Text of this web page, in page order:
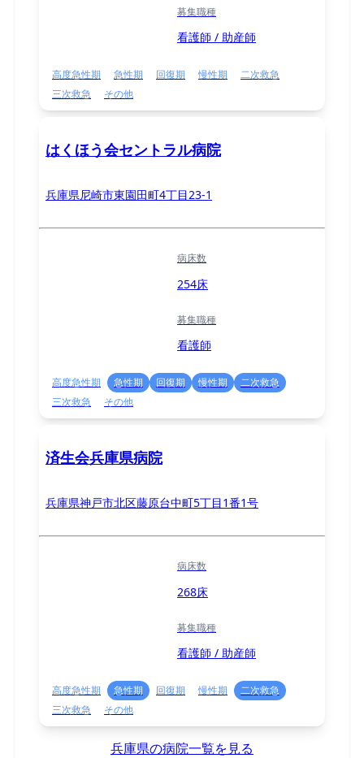
募集職種
看護師 / 助産師
高度急性期 急性期 回復期 慢性期
二次救急
三次救急
その他
はくほう会セントラル病院
兵庫県尼崎市東園田町4丁目23-1
病床数
254床
募集職種
看護師
高度急性期 急性期 回復期 慢性期
二次救急
三次救急
その他
済生会兵庫県病院
兵庫県神戸市北区藤原台中町5丁⽬1番1号
病床数
268床
募集職種
看護師 / 助産師
高度急性期 急性期 回復期 慢性期
二次救急
三次救急
その他
兵庫県の病院一覧を見る